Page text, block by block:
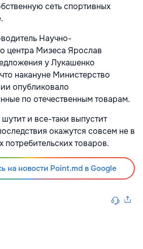
сеть спортивных
Научно-
центра Мизеса Ярослав
у Лукашенко
накануне Министерство
опубликовало
по отечественным товарам.
и все-таки выпустит
окажутся совсем не в
потребительских товаров.
на новости Point.md в Google